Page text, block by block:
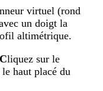
virtuel (rond
un doigt la
altimétrique.
liquez sur le
haut placé du